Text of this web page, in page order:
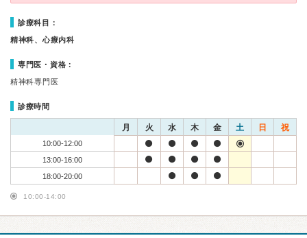
診療科目：
精神科、心療内科
専門医・資格：
精神科専門医
診療時間
月 火 水 木 金 土 日 祝
10:00-12:00
13:00-16:00
18:00-20:00
10:00-14:00